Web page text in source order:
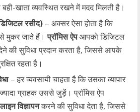
बही-खाता व्यवस्थित रखने में मदद मिलती है।
रसीद) – अक्सर ऐसा होता है कि
से मुकर जाते हैं।प्रॉमिस ऐपआपको डिजिटल
की सुविधा प्रदान करता है, जिससे आपके
रहता है।
– हर व्यवसायी चाहता है कि उसका व्यापार
ग्राहक उससे जुड़ें। प्रॉमिस ऐप
विज्ञापनकरने की सुविधा देता है, जिससे